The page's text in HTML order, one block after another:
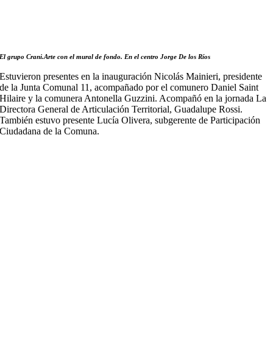
El grupo Crani.Arte con el mural de fondo. En el centro Jorge De los Ríos
Estuvieron presentes en la inauguración Nicolás Mainieri, presidente
de la Junta Comunal 11, acompañado por el comunero Daniel Saint
Hilaire y la comunera Antonella Guzzini. Acompañó en la jornada La
Directora General de Articulación Territorial, Guadalupe Rossi.
También estuvo presente Lucía Olivera, subgerente de Participación
Ciudadana de la Comuna.